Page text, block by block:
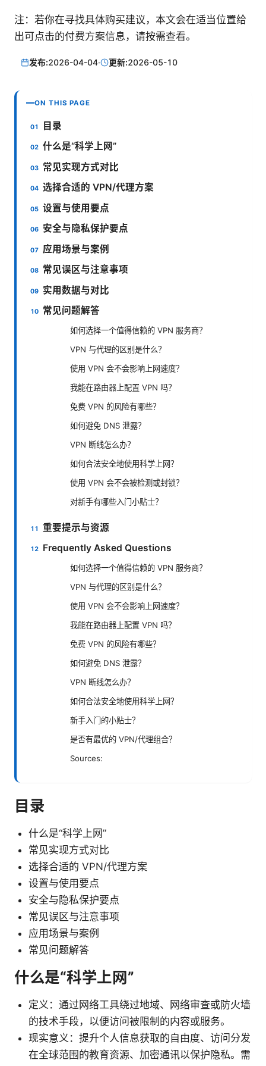
注：若你在寻找具体购买建议，本文会在适当位置给
出可点击的付费方案信息，请按需查看。
发布:2026-04-04· 更新:2026-05-10
ON THIS PAGE
目录
什么是“科学上网”
常见实现方式对比
选择合适的 VPN/代理方案
设置与使用要点
安全与隐私保护要点
应用场景与案例
常见误区与注意事项
实用数据与对比
常见问题解答
如何选择一个值得信赖的 VPN 服务商？
VPN 与代理的区别是什么？
使用 VPN 会不会影响上网速度？
我能在路由器上配置 VPN 吗？
免费 VPN 的风险有哪些？
如何避免 DNS 泄露？
VPN 断线怎么办？
如何合法安全地使用科学上网？
使用 VPN 会不会被检测或封锁？
对新手有哪些入门小贴士？
重要提示与资源
Frequently Asked Questions
如何选择一个值得信赖的 VPN 服务商？
VPN 与代理的区别是什么？
使用 VPN 会不会影响上网速度？
我能在路由器上配置 VPN 吗？
免费 VPN 的风险有哪些？
如何避免 DNS 泄露？
VPN 断线怎么办？
如何合法安全地使用科学上网？
新手入门的小贴士？
是否有最优的 VPN/代理组合？
Sources:
目录
什么是“科学上网”
常见实现方式对比
选择合适的 VPN/代理方案
设置与使用要点
安全与隐私保护要点
常见误区与注意事项
应用场景与案例
常见问题解答
什么是“科学上网”
定义：通过网络工具绕过地域、网络审查或防火墙
的技术手段，以便访问被限制的内容或服务。
现实意义：提升个人信息获取的自由度、访问分发
在全球范围的教育资源、加密通讯以保护隐私。需